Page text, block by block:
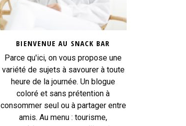
BIENVENUE AU SNACK BAR
Parce qu'ici, on vous propose une
variété de sujets à savourer à toute
heure de la journée. Un blogue
coloré et sans prétention à
consommer seul ou à partager entre
amis. Au menu : tourisme,